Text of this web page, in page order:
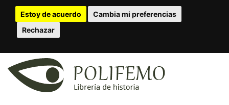
Estoy de acuerdo
Cambia mi preferencias
Rechazar